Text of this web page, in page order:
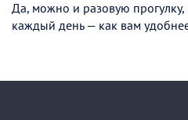
Да, можно и разовую прогулку,
каждый день — как вам